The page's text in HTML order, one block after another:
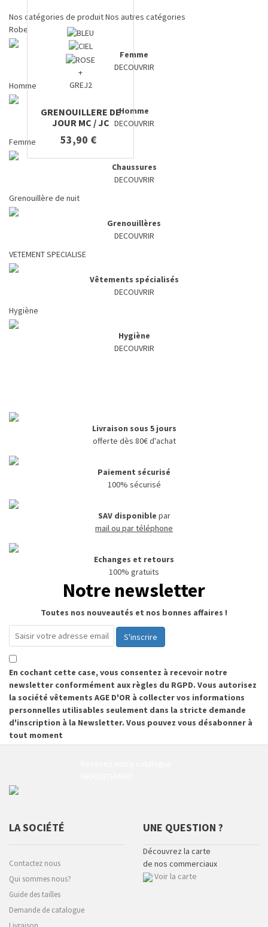
+
GREJ2
GRENOUILLERE DE
JOUR MC / JC
53,90 €
Nos catégories de produitNos autres catégories
Robe
Femme
DECOUVRIR
Homme
Homme
DECOUVRIR
Femme
Chaussures
DECOUVRIR
Grenouillère de nuit
Grenouillères
DECOUVRIR
VETEMENT SPECIALISE
Vêtements spécialisés
DECOUVRIR
Hygiène
Hygiène
DECOUVRIR
Livraison sous 5 jours
offerte dès 80€ d'achat
Paiement sécurisé
100% sécurisé
SAV disponible par
mail ou par téléphone
Echanges et retours
100% gratuits
Notre newsletter
Toutes nos nouveautés et nos bonnes affaires !
S'inscrire
En cochant cette case, vous consentez à recevoir notre
newsletter conformément aux règles du RGPD. Vous autorisez
la société vêtements AGE D'OR à collecter vos informations
personnelles utilisables seulement dans la stricte demande
d'inscription à la Newsletter. Vous pouvez vous désabonner à
tout moment
LA SOCIÉTÉ
Contactez nous
Qui sommes nous?
Guide des tailles
Demande de catalogue
UNE QUESTION ?
Découvrez la carte
de nos commerciaux
Voir la carte